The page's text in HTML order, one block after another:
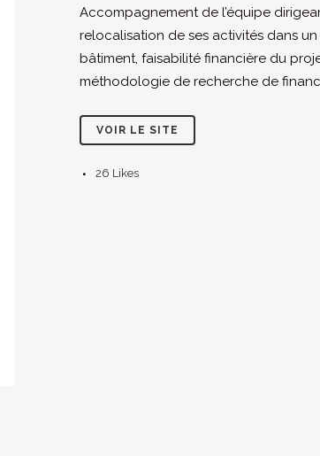
Accompagnement de l’équipe
relocalisation de ses activités dans
bâtiment, faisabilité financière du
méthodologie de recherche de
VOIR LE SITE
26 Likes